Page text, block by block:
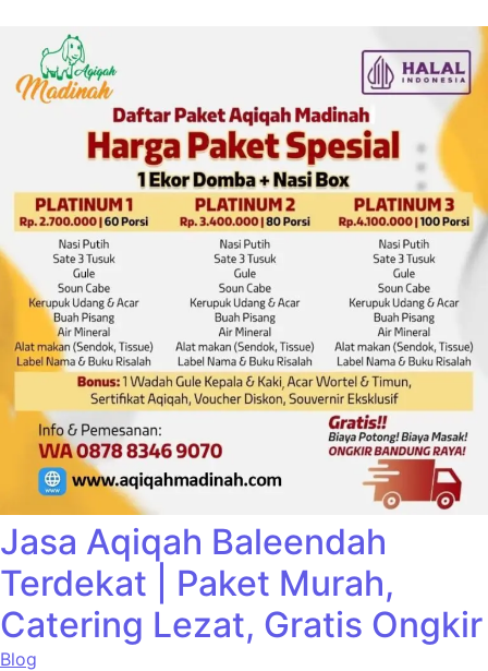
Jasa Aqiqah Baleendah
Terdekat | Paket Murah,
Catering Lezat, Gratis Ongkir
Blog